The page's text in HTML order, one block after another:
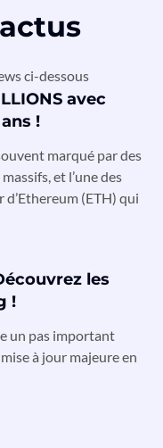
ci-dessous
avec
!
marqué par des
et l’une des
(ETH) qui
les
!
un pas important
à jour majeure en